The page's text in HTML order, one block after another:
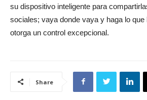
su dispositivo inteligente para
sociales; vaya donde vaya y haga lo que
otorga un control excepcional.
Share